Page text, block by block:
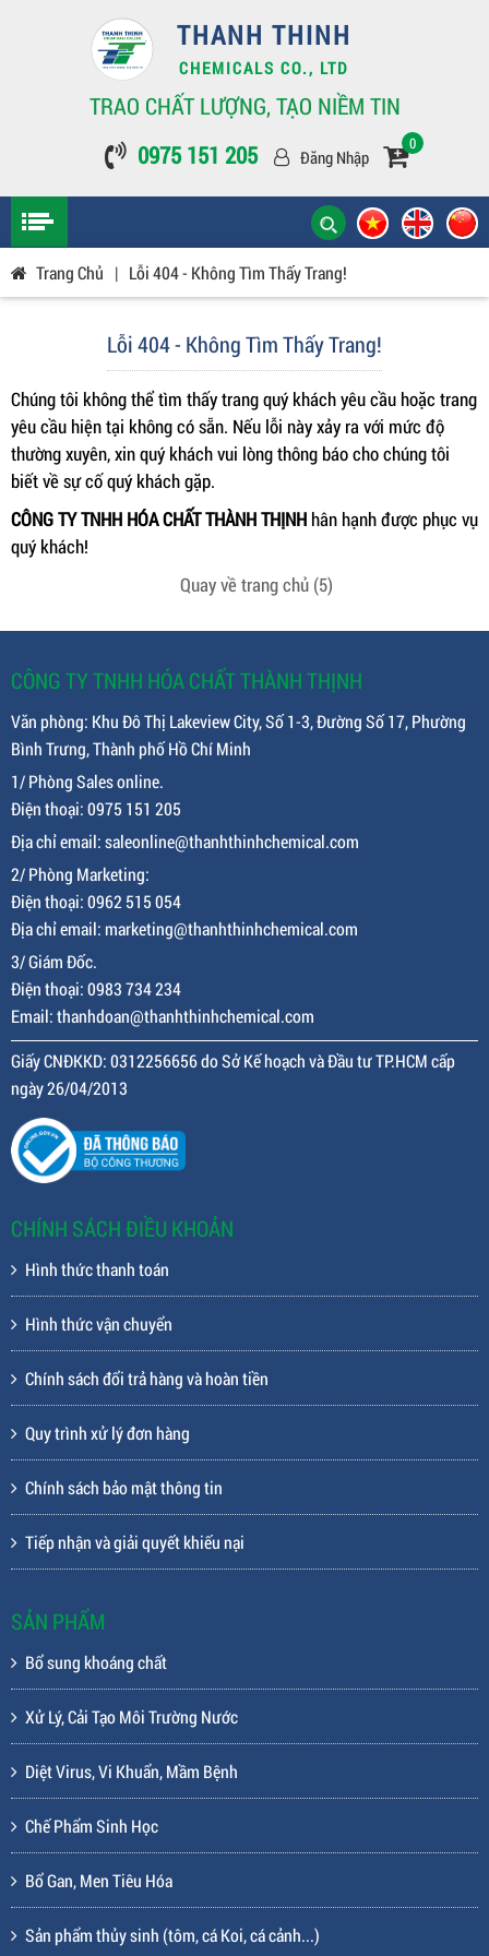
THANH THINH
CHEMICALS CO., LTD
TRAO CHẤT LƯỢNG, TẠO NIỀM TIN
0975 151 205
Đăng Nhập
0
Trang Chủ | Lỗi 404 - Không Tìm Thấy Trang!
Lỗi 404 - Không Tìm Thấy Trang!
Chúng tôi không thể tìm thấy trang quý khách yêu cầu hoặc trang
yêu cầu hiện tại không có sẵn. Nếu lỗi này xảy ra với mức độ
thường xuyên, xin quý khách vui lòng thông báo cho chúng tôi
biết về sự cố quý khách gặp.
CÔNG TY TNHH HÓA CHẤT THÀNH THỊNH hân hạnh được phục vụ
quý khách!
Quay về trang chủ (5)
CÔNG TY TNHH HÓA CHẤT THÀNH THỊNH
Văn phòng: Khu Đô Thị Lakeview City, Số 1-3, Đường Số 17, Phường
Bình Trưng, Thành phố Hồ Chí Minh
1/ Phòng Sales online.
Điện thoại: 0975 151 205
Địa chỉ email: saleonline@thanhthinhchemical.com
2/ Phòng Marketing:
Điện thoại: 0962 515 054
Địa chỉ email: marketing@thanhthinhchemical.com
3/ Giám Đốc.
Điện thoại: 0983 734 234
Email: thanhdoan@thanhthinhchemical.com
Giấy CNĐKKD: 0312256656 do Sở Kế hoạch và Đầu tư TP.HCM cấp
ngày 26/04/2013
CHÍNH SÁCH ĐIỀU KHOẢN
Hình thức thanh toán
Hình thức vận chuyển
Chính sách đổi trả hàng và hoàn tiền
Quy trình xử lý đơn hàng
Chính sách bảo mật thông tin
Tiếp nhận và giải quyết khiếu nại
SẢN PHẨM
Bổ sung khoáng chất
Xử Lý, Cải Tạo Môi Trường Nước
Diệt Virus, Vi Khuẩn, Mầm Bệnh
Chế Phẩm Sinh Học
Bổ Gan, Men Tiêu Hóa
Sản phẩm thủy sinh (tôm, cá Koi, cá cảnh...)